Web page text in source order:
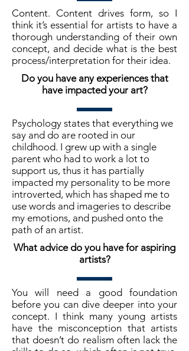
Content. Content drives form, so I
think it’s essential for artists to have a
thorough understanding of their own
concept, and decide what is the best
process/interpretation for their idea.
Do you have any experiences that
have impacted your art?
Psychology states that everything we
say and do are rooted in our
childhood. I grew up with a single
parent who had to work a lot to
support us, thus it has partially
impacted my personality to be more
introverted, which has shaped me to
use words and imageries to describe
my emotions, and pushed onto the
path of an artist.
What advice do you have for aspiring
artists?
You will need a good foundation
before you can dive deeper into your
concept. I think many young artists
have the misconception that artists
that doesn’t do realism often lack the